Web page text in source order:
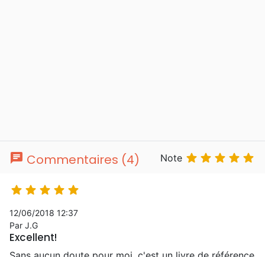
chat Commentaires (4) Note     
    
12/06/2018 12:37
Par J.G
Excellent!